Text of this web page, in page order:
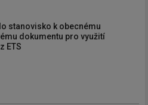
stanovisko k obecnému
dokumentu pro využití
ETS